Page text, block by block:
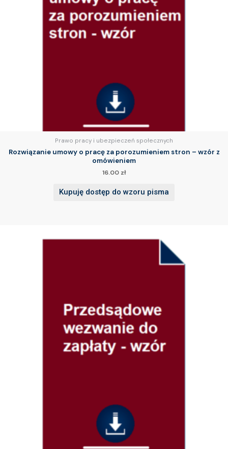
Prawo pracy i ubezpieczeń społecznych
Rozwiązanie umowy o pracę za porozumieniem stron – wzór z
omówieniem
16.00 zł
Kupuję dostęp do wzoru pisma